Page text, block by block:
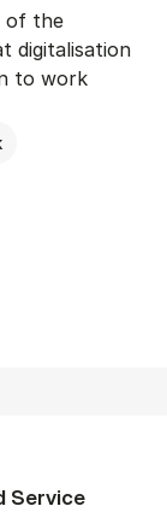
of the
digitalisation
to work
Ad­min­is­tra­tion
Ser­vice